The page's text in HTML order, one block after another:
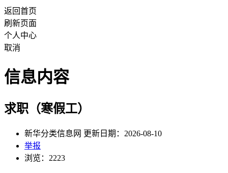
返回首页
刷新页面
个人中心
取消
信息内容
求职（寒假工）
新华分类信息网 更新日期：2026-08-10
举报
浏览：2223